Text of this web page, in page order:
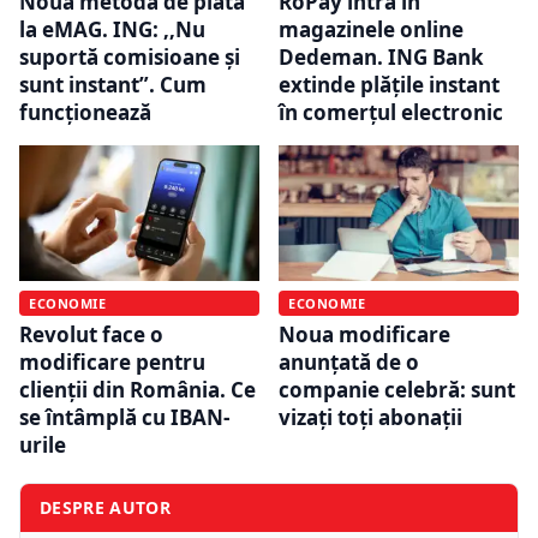
la eMAG. ING: ,,Nu
suportă comisioane și
sunt instant”. Cum
funcționează
magazinele online
Dedeman. ING Bank
extinde plățile instant
în comerțul electronic
ECONOMIE
Revolut face o
modificare pentru
clienții din România. Ce
se întâmplă cu IBAN-
urile
ECONOMIE
Noua modificare
anunțată de o
companie celebră: sunt
vizați toți abonații
DESPRE AUTOR